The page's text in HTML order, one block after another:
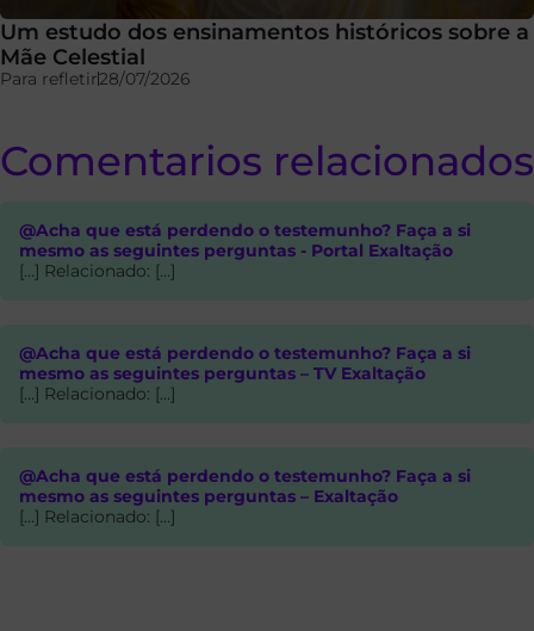
Um estudo dos ensinamentos históricos sobre a
Mãe Celestial
Para refletir28/07/2026
Comentarios relacionados
@Acha que está perdendo o testemunho? Faça a si
mesmo as seguintes perguntas - Portal Exaltação
[…] Relacionado: […]
@Acha que está perdendo o testemunho? Faça a si
mesmo as seguintes perguntas – TV Exaltação
[…] Relacionado: […]
@Acha que está perdendo o testemunho? Faça a si
mesmo as seguintes perguntas – Exaltação
[…] Relacionado: […]